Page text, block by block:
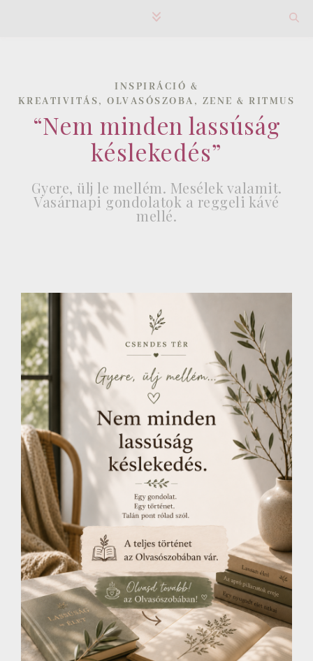
INSPIRÁCIÓ &
KREATIVITÁS,OLVASÓSZOBA , ZENE & RITMUS
“Nem minden lassúság
késlekedés”
Gyere, ülj le mellém. Mesélek valamit.
Vasárnapi gondolatok a reggeli kávé
mellé.